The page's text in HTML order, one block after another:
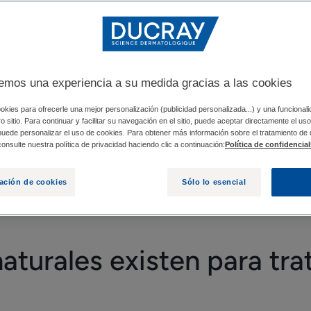
LA DERMATITIS SEBORREICA?
o los dermocosméticos tardan en hacer efecto, o
encuentran desorientadas y buscan alternativas para
existen.
existen para
una experiencia a su medida gracias a las cookies
para ofrecerle una mejor personalización (publicidad personalizada...) y una
sitio. Para continuar y facilitar su navegación en el sitio, puede aceptar directamente el
personalizar el uso de cookies. Para obtener más información sobre el tratamiento de
nuestra política de privacidad haciendo clic a continuación:Política de
de cookies Sólo lo esencial